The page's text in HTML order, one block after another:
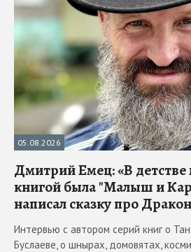
05.08.2026
Дмитрий Емец: «В
книгой была "Малыш и
написал сказку про
Интервью с автором серий книг о
Буслаеве, о шнырах, домовятах,